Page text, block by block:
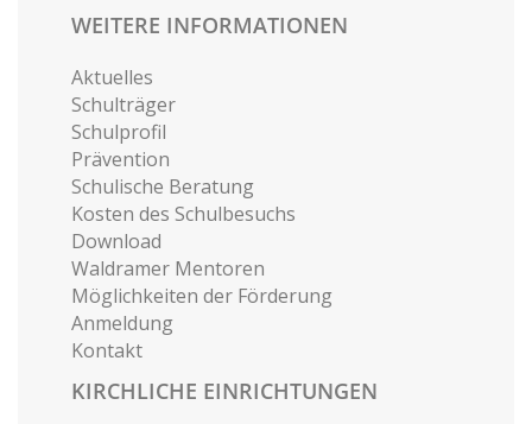
WEITERE INFORMATIONEN
Aktuelles
Schulträger
Schulprofil
Prävention
Schulische Beratung
Kosten des Schulbesuchs
Download
Waldramer Mentoren
Möglichkeiten der Förderung
Anmeldung
Kontakt
KIRCHLICHE EINRICHTUNGEN